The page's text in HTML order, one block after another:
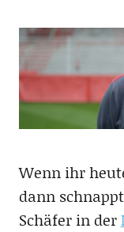
Wenn ihr
dann
Schäfer in der